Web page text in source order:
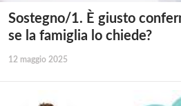
Sostegno/1. È giusto
se la famiglia lo chiede?
12 maggio 2025